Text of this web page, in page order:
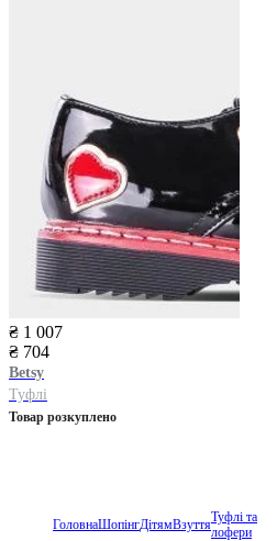
₴ 1 007
₴ 704
Betsy
Туфлі
Товар розкуплено
ГоловнаШопінгДітямВзуттяТуфлі та
лофери